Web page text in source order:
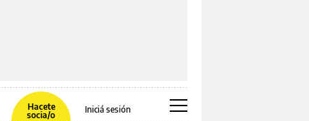
Hacete
socia/o
Iniciá sesión